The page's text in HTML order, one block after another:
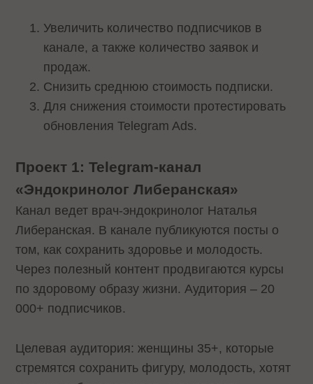
Увеличить количество подписчиков в
канале, а также количество заявок и
продаж.
Снизить среднюю стоимость подписки.
Для снижения стоимости протестировать
обновления Telegram Ads.
Проект 1: Telegram-канал
«Эндокринолог Либеранская»
Канал ведет врач-эндокринолог Наталья
Либеранская. В канале публикуются посты о
том, как сохранить здоровье и молодость.
Через полезный контент продвигаются курсы
по здоровому образу жизни. Аудитория – 20
000+ подписчиков.
Целевая аудитория: женщины 35+, которые
стремятся сохранить фигуру, молодость, хотят